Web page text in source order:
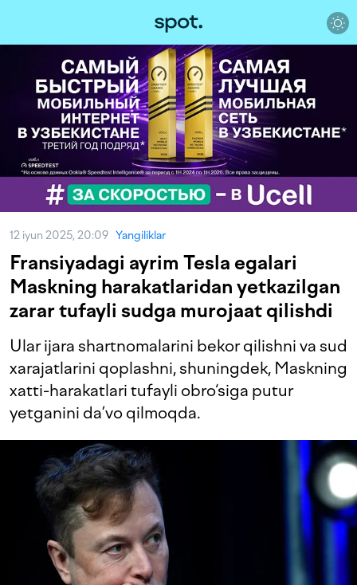
12 iyun 2025, 20:09 Yangiliklar
Fransiyadagi ayrim Tesla egalari
Maskning harakatlaridan yetkazilgan
zarar tufayli sudga murojaat qilishdi
Ular ijara shartnomalarini bekor qilishni va sud
xarajatlarini qoplashni, shuningdek, Maskning
xatti-harakatlari tufayli obro‘siga putur
yetganini da’vo qilmoqda.